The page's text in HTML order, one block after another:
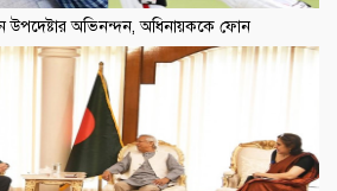
উপদেষ্টার অভিনন্দন, অধিনায়ককে ফোন